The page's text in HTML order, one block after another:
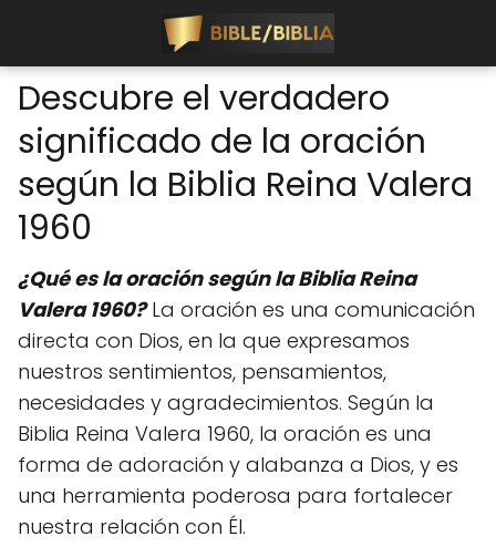
Descubre el verdadero
significado de la oración
según la Biblia Reina Valera
1960
¿Qué es la oración según la Biblia Reina
Valera 1960?La oración es una comunicación
directa con Dios, en la que expresamos
nuestros sentimientos, pensamientos,
necesidades y agradecimientos. Según la
Biblia Reina Valera 1960, la oración es una
forma de adoración y alabanza a Dios, y es
una herramienta poderosa para fortalecer
nuestra relación con Él.